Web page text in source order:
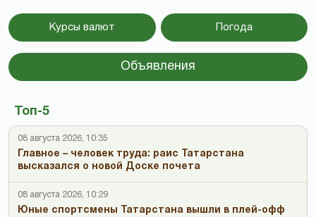
Курсы валют Погода
Объявления
Топ-5
08 августа 2026, 10:35
Главное – человек труда: раис Татарстана
высказался о новой Доске почета
08 августа 2026, 10:29
Юные спортсмены Татарстана вышли в плей-офф